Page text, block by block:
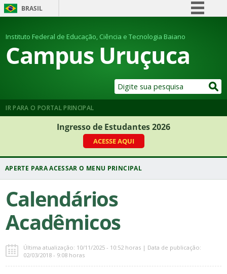
BRASIL
Comunica BR
Participe
Legislação
Instituto Federal de Educação, Ciência e Tecnologia Baiano
Campus Uruçuca
IR PARA O PORTAL PRINCIPAL
Ingresso de Estudantes 2026
ACESSE AQUI
Calendários
Acadêmicos
Última atualização: 10/11/2025 - 10:52 horas | Data de publicação:
02/03/2018 - 9:08 horas